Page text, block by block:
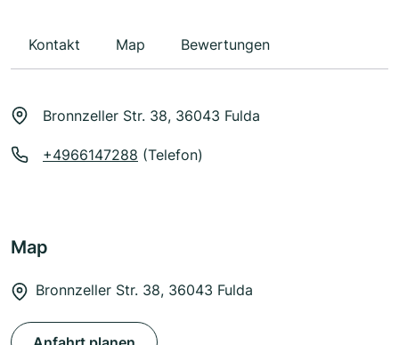
Kontakt Map Bewertungen
Bronnzeller Str. 38, 36043 Fulda
+4966147288 (Telefon)
Map
Bronnzeller Str. 38, 36043 Fulda